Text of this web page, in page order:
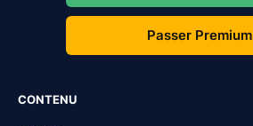
Passer Premium
CONTENU